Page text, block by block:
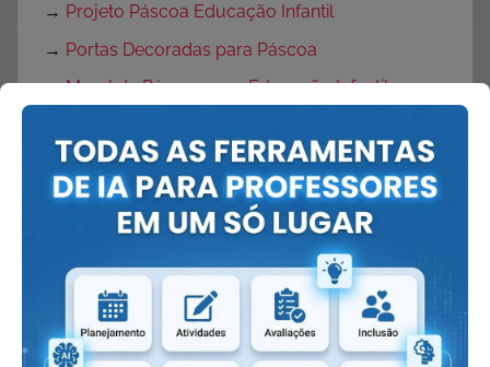
→ Projeto Páscoa Educação Infantil
→ Portas Decoradas para Páscoa
→Mural de Páscoa para Educação Infantil
→Cartaz de Páscoa
→Decoração de Páscoa
O que fazer no primeiro dia de aula?
→Dicas Volta às Aulas